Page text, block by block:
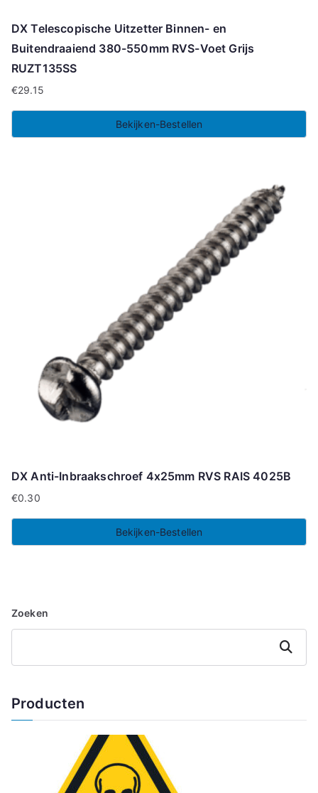
DX Telescopische Uitzetter Binnen- en
Buitendraaiend 380-550mm RVS-Voet Grijs
RUZT135SS
€29.15
Bekijken-Bestellen
DX Anti-Inbraakschroef 4x25mm RVS RAIS 4025B
€0.30
Bekijken-Bestellen
Zoeken
Zoeken
Producten